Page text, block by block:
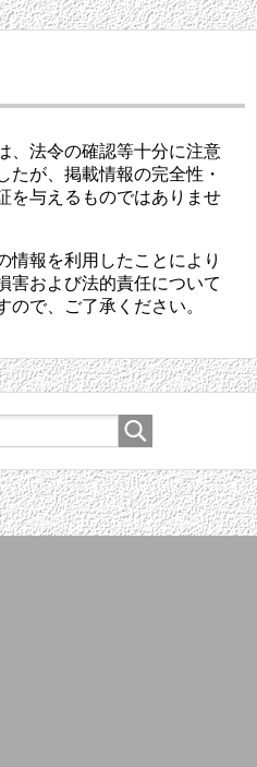
、法令の確認等十分に注意
たが、掲載情報の完全性・
を与えるものではありませ
情報を利用したことにより
害および法的責任について
ので、ご了承ください。